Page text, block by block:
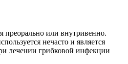
преорально или внутривенно.
нечасто и является
лечении грибковой инфекции